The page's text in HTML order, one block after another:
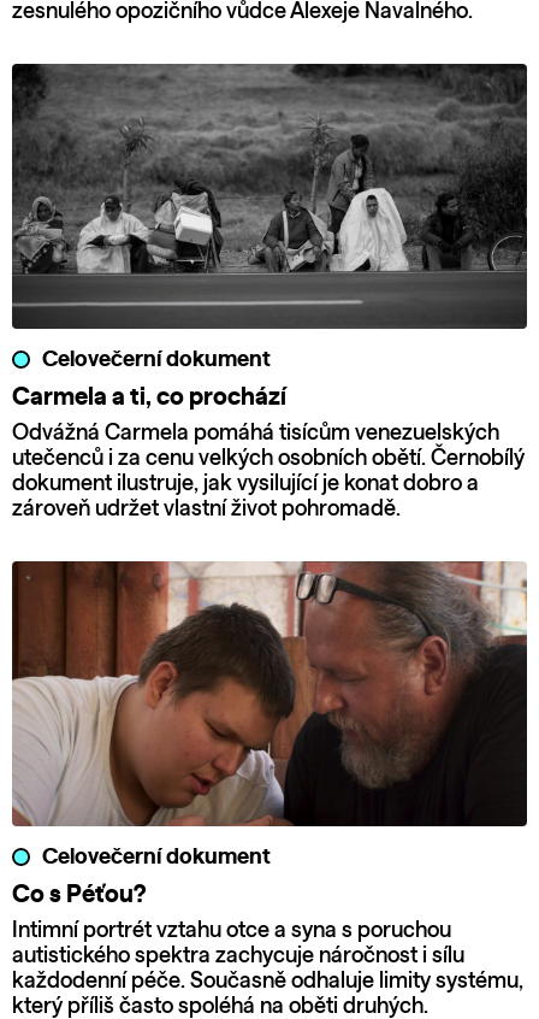
zesnulého opozičního vůdce Alexeje Navalného.
Celovečerní dokument
Carmela a ti, co prochází
Odvážná Carmela pomáhá tisícům venezuelských
utečenců i za cenu velkých osobních obětí. Černobílý
dokument ilustruje, jak vysilující je konat dobro a
zároveň udržet vlastní život pohromadě.
Celovečerní dokument
Co s Péťou?
Intimní portrét vztahu otce a syna s poruchou
autistického spektra zachycuje náročnost i sílu
každodenní péče. Současně odhaluje limity systému,
který příliš často spoléhá na oběti druhých.